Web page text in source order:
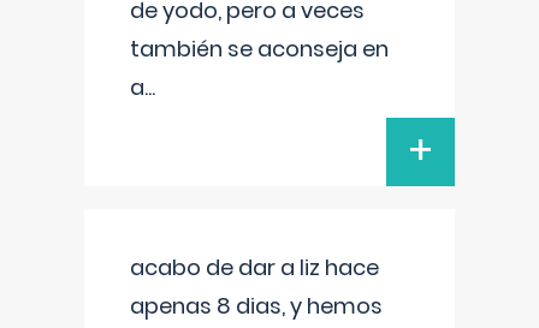
de yodo, pero a veces
también se aconseja en
a...
+
acabo de dar a liz hace
apenas 8 dias, y hemos